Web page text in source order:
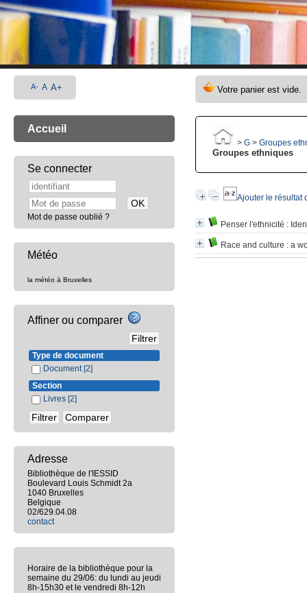
> G > Groupes
Groupes ethniques
Ajouter le résultat
Penser l'ethnicité :
Race and culture : a
A- A A+
Accueil
Se connecter
Mot de passe oublié ?
Météo
la météo à Bruxelles
Affiner ou comparer
Type de document
Document [2]
Section
Livres [2]
Adresse
Bibliothèque de l'IESSID
Boulevard Louis Schmidt 2a
1040 Bruxelles
Belgique
02/629.04.08
contact
Horaire de la bibliothèque pour la
semaine du 29/06: du lundi au jeudi
8h-15h30 et le vendredi 8h-12h